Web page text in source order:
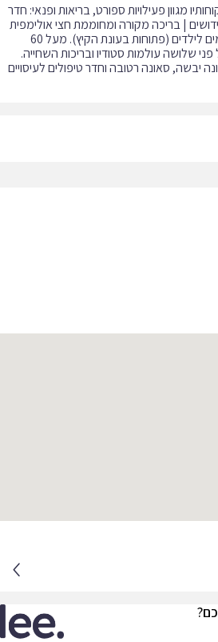
מגוון פעילויות ספורט, בריאות ופנאי: חדר
| בריכה מקורה ומחוממת חצי אולימפית
| בריכות קיץ ושלוש מגלשות מים לילדים (פתוחות בעונת הקיץ). מעל 60
עולמות סטודיו ובריכות השחייה.
סאונה רטובה וחדר טיפולים לעיסויים